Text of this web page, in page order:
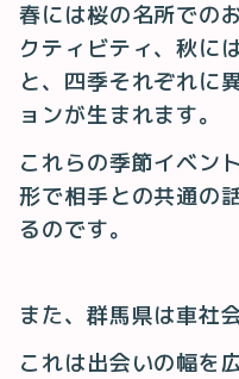
春には桜の名所での
クティビティ、秋に
と、四季それぞれに
ョンが生まれます。
これらの季節イベン
形で相手との共通の
るのです。
また、群馬県は車社
これは出会いの幅を